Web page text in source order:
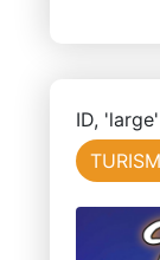
ID,